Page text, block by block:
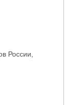
России,